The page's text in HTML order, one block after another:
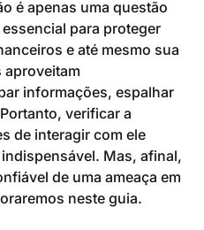
é apenas uma questão
para proteger
e até mesmo sua
aproveitam
informações, espalhar
verificar a
de interagir com ele
Mas, afinal,
de uma ameaça em
neste guia.